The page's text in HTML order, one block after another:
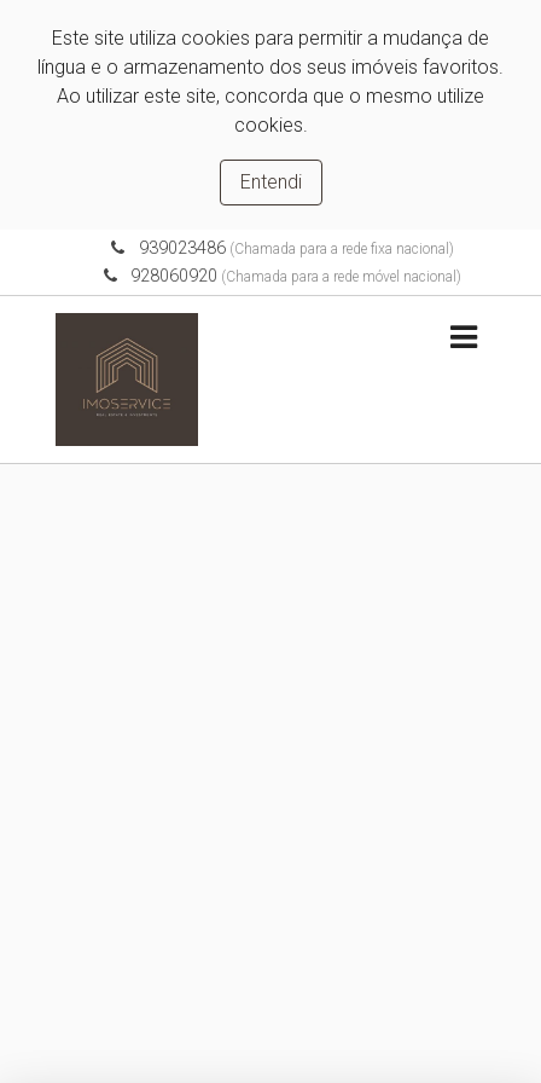
Este site utiliza cookies para permitir a mudança de
língua e o armazenamento dos seus imóveis favoritos.
Ao utilizar este site, concorda que o mesmo utilize
cookies.
Entendi
939023486(Chamada para a rede fixa nacional)
928060920 (Chamada para a rede móvel nacional)